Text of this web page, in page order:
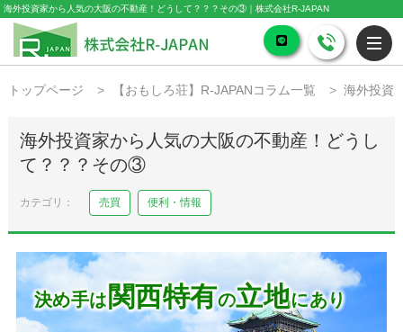
海外投資家から人気の大阪の不動産！どうして？？？その③｜株式会社R-JAPAN
トップページ 【おもしろ荘】R-JAPANコラム一覧 海外投資
海外投資家から人気の大阪の不動産！どうし
て？？？その③
売買 便利・情報
決め手は 関西特有の立地にあり